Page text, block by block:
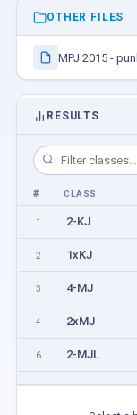
OTHER FILES
MPJ 2015 -
RESULTS
# CLASS
1 2-KJ
2 1xKJ
3 4-MJ
4 2xMJ
6 2-MJL
7 1xMJL